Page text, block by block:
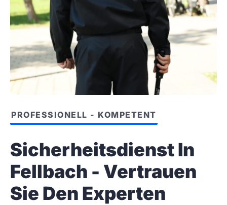
PROFESSIONELL - KOMPETENT
Sicherheitsdienst In
Fellbach - Vertrauen
Sie Den Experten